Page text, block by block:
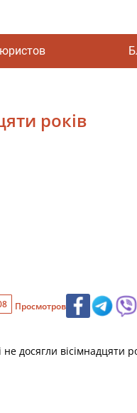
років
Просмотров
досягли вісімнадцяти